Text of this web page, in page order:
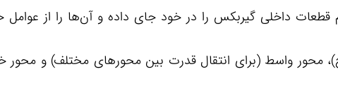
داخلی گیربکس را در خود جای داده و آن‌ها را از عوامل
محور واسط (برای انتقال قدرت بین محورهای مختلف) و محور